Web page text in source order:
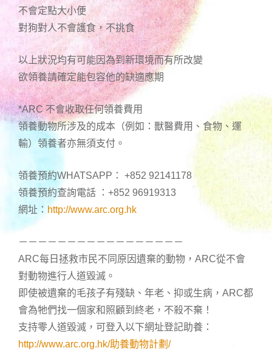
不會定點大小便
對狗對人不會護食，不挑食
以上狀況均有可能因為到新環境而有所改變
欲領養請確定能包容他的缺適應期
*ARC 不會收取任何領養費用
領養動物所涉及的成本（例如：獸醫費用、食物、運
輸）領養者亦無須支付。
領養預約WHATSAPP： +852 92141178
領養預約查詢電話 ：+852 96919313
網址： http://www.arc.org.hk
－－－－－－－－－－－－－－－－－
ARC每日拯救市民不同原因遺棄的動物，ARC從不會
對動物進行人道毀滅。
即使被遺棄的毛孩子有殘缺、年老、抑或生病，ARC都
會為牠們找一個家和照顧到終老，不殺不棄！
支持零人道毀滅，可登入以下網址登記助養：
http://www.arc.org.hk/助養動物計劃/